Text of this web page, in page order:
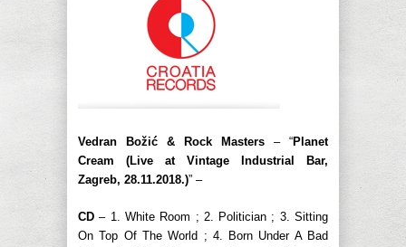
Vedran Božić & Rock Masters – “Planet
Cream (Live at Vintage Industrial Bar,
Zagreb, 28.11.2018.)” –
CD – 1. White Room ; 2. Politician ; 3. Sitting
On Top Of The World ; 4. Born Under A Bad